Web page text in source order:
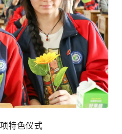
特色仪式